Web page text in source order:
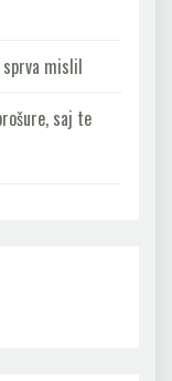
mislil
saj te